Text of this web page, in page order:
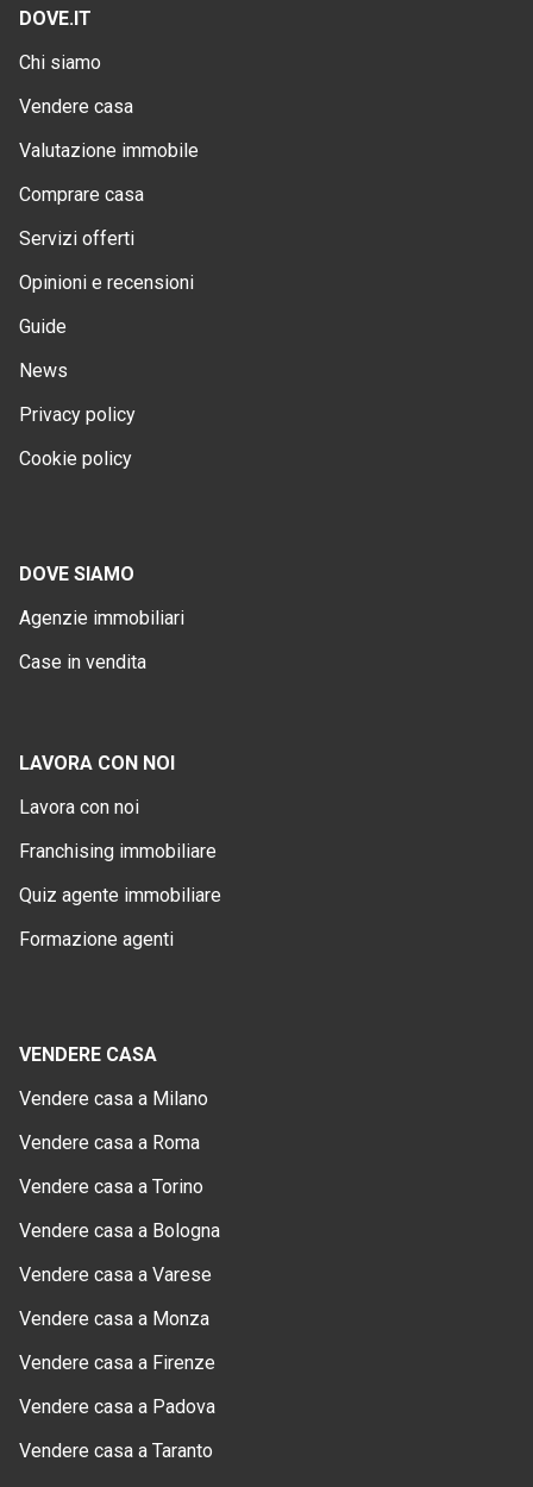
DOVE.IT
Chi siamo
Vendere casa
Valutazione immobile
Comprare casa
Servizi offerti
Opinioni e recensioni
Guide
News
Privacy policy
Cookie policy
DOVE SIAMO
Agenzie immobiliari
Case in vendita
LAVORA CON NOI
Lavora con noi
Franchising immobiliare
Quiz agente immobiliare
Formazione agenti
VENDERE CASA
Vendere casa a Milano
Vendere casa a Roma
Vendere casa a Torino
Vendere casa a Bologna
Vendere casa a Varese
Vendere casa a Monza
Vendere casa a Firenze
Vendere casa a Padova
Vendere casa a Taranto